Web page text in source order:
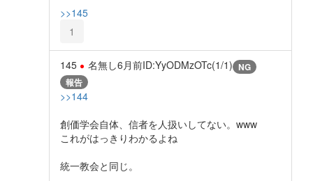
>>145
1
145 名無し6月前ID:YyODMzOTc(1/1) NG
報告
>>144
創価学会自体、信者を人扱いしてない。www
これがはっきりわかるよね
統一教会と同じ。